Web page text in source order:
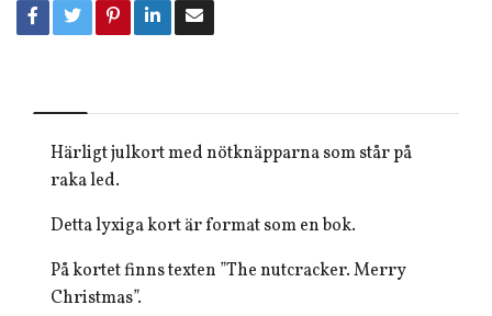
Härligt julkort med nötknäpparna som står på
raka led.
Detta lyxiga kort är format som en bok.
På kortet finns texten ”The nutcracker. Merry
Christmas”.